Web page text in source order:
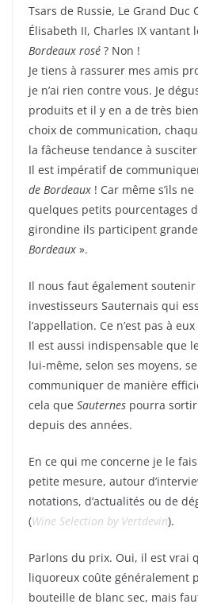
Tsars de Russie, Le Grand Duc
Élisabeth II, Charles IX vantant
Bordeaux rosé ? Non !
Je tiens à rassurer mes amis
je n’ai rien contre vous. Je
produits et il y en a de très
choix de communication,
la fâcheuse tendance à
Il est impératif de
de Bordeaux ! Car même s’ils
quelques petits pourcentages
girondine ils participent
Bordeaux ».
Il nous faut également soutenir
investisseurs Sauternais qui
l’appellation. Ce n’est pas à
Il est aussi indispensable que
lui-même, selon ses moyens,
communiquer de manière
cela que Sauternes pourra
depuis des années.
En ce qui me concerne je le
petite mesure, autour
notations, d’actualités ou de
(Wine Selection by Vertdevin).
Parlons du prix. Oui, il est vrai
liquoreux coûte généralement
bouteille de blanc sec, mais